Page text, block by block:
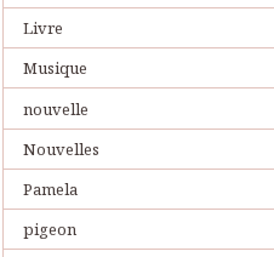
Livre
Musique
nouvelle
Nouvelles
Pamela
pigeon